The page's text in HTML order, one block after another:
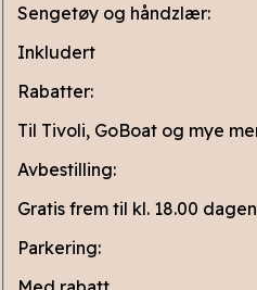
Sengetøy og håndzlær:
Inkludert
Rabatter:
Til Tivoli, GoBoat og mye
Avbestilling:
Gratis frem til kl. 18.00
Parkering: